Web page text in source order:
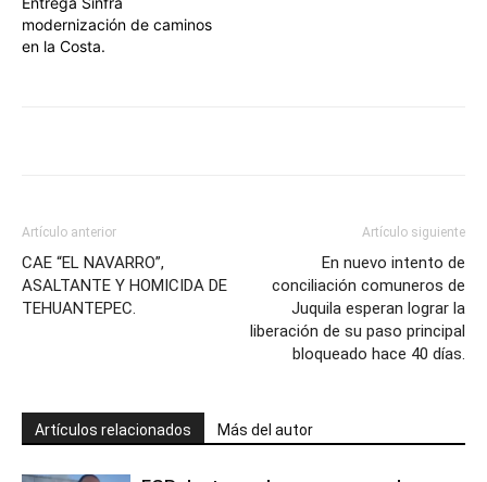
modernización de caminos
en la Costa.
Artículo anterior
CAE “EL NAVARRO”,
ASALTANTE Y HOMICIDA DE
TEHUANTEPEC.
Artículo siguiente
En nuevo intento de
conciliación comuneros de
Juquila esperan lograr la
liberación de su paso principal
bloqueado hace 40 días.
Artículos relacionados Más del autor